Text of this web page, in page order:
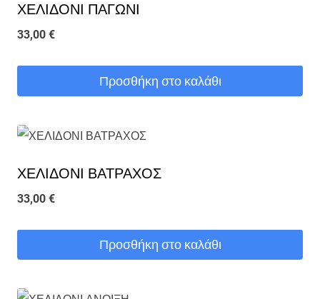
ΧΕΛΙΔΟΝΙ ΠΑΓΩΝΙ
33,00 €
Προσθήκη στο καλάθι
ΧΕΛΙΔΟΝΙ ΒΑΤΡΑΧΟΣ
33,00 €
Προσθήκη στο καλάθι